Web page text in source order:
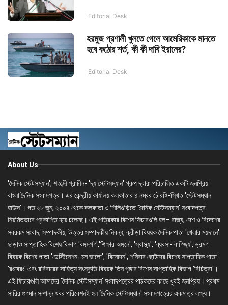
Editorial Desk
হরমুজ প্রণালী খুলতে গেলে আমেরিকাকে মানতে
হবে কঠোর শর্ত, কী কী দাবি ইরানের?
Editorial Desk
About Us
'দৈনিক স্টেটসম্যান', শতাব্দী প্রাচীন- 'দ্য স্টেটসম্যান' গ্রুপ দ্বারা পরিচালিত একটি জনপ্রিয়
বাংলা দৈনিক সংবাদপত্র। এর কেন্দ্রীয় কার্যালয় কলকাতার ৪ নম্বর চৌরঙ্গি-স্থিত 'স্টেটসম্যান
হাউস'। গত ২৮ জুন, ২০০৪ থেকে কলকাতা ও শিলিগুড়িতে 'দৈনিক স্টেটসম্যান' সংবাদপত্র
নিয়মিতভাবে প্রকাশিত হয়ে চলেছে। এই পত্রিকার বিশেষ ফিচারগুলি হল– রাজ্য, দেশ ও বিদেশের
সবরকম সংবাদ, সম্পাদকীয়, উত্তর সম্পাদকীয় নিবন্ধ, ক্রীড়া বিষয়ক দৈনিক পাতা 'খেলার ময়দানে'
ছাড়াও সাপ্তাহিক বিশেষ বিভাগ 'বঙ্গদর্পণ','শিক্ষার অঙ্গনে', 'স্বাস্থ্য', 'ব্যবসা- বাণিজ্য', ভ্রমণ
বিষয়ক বিশেষ পাতা 'ডেস্টিনেশন- মন ভালো', 'বিনোদন', শনিবার ছোটদের বিশেষ সাপ্তাহিক পাতা
'রংবেরং' এবং রবিবারের সাহিত্য সংস্কৃতি বিষয়ক তিন পৃষ্ঠার বিশেষ সাপ্তাহিক বিভাগ 'বিচিত্রা'।
এই ফিচারগুলি আমাদের 'দৈনিক স্টেটসম্যান' সংবাদপত্রের পাঠকদের কাছে খুবই জনপ্রিয়। প্রথম
সারির গুণমান সম্পন্ন খবর পরিবেশনই হল 'দৈনিক স্টেটসম্যান' সংবাদপত্রের একমাত্র লক্ষ্য।